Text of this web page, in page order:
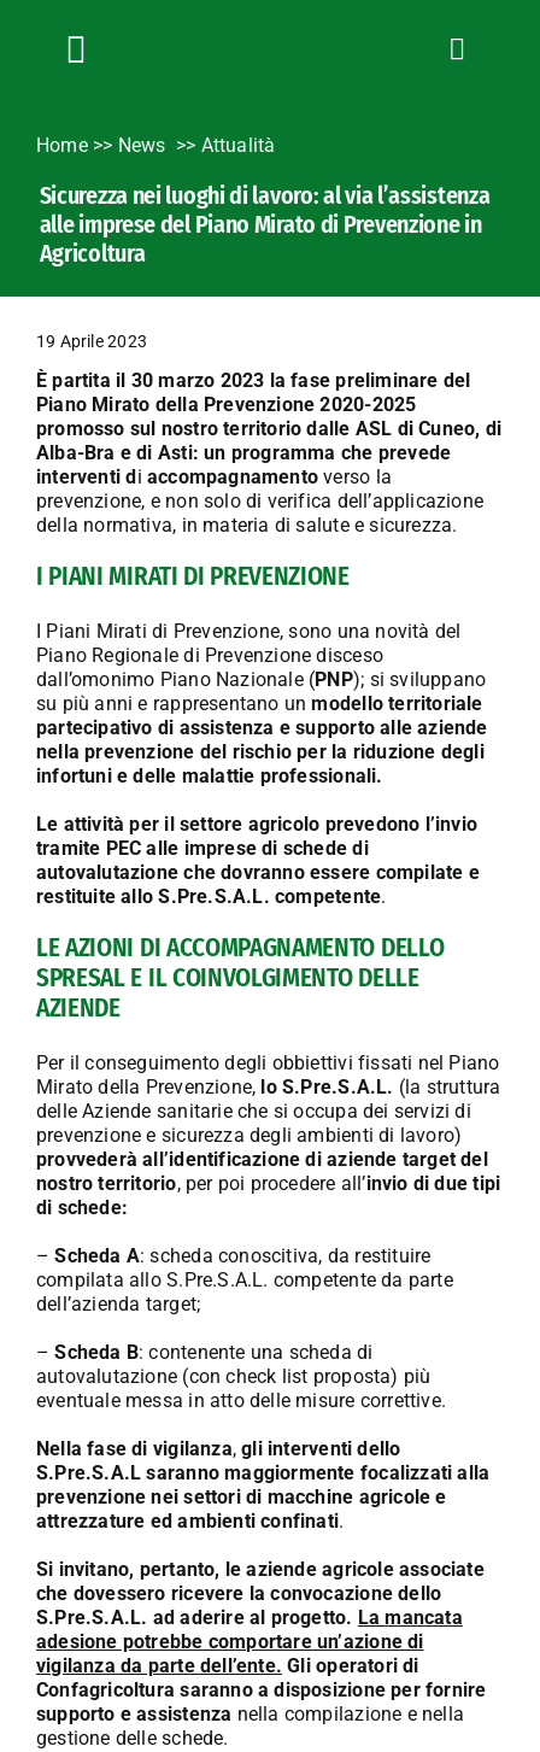
Toggle
News
Bandi
Convenzioni
L’Agricoltore cuneese
Fotogallery
Lavora con noi
Contatti
Home>> News Attualità
Sicurezza nei luoghi di lavoro: al via l’assistenza
alle imprese del Piano Mirato di Prevenzione in
Agricoltura
19 Aprile 2023
È partita il 30 marzo 2023 la fase preliminare del
Piano Mirato della Prevenzione 2020-2025
promosso sul nostro territorio dalle ASL di Cuneo, di
Alba-Bra e di Asti: un programma che prevede
interventi d i accompagnamento verso la
prevenzione, e non solo di verifica dell’applicazione
della normativa, in materia di salute e sicurezza.
I PIANI MIRATI DI PREVENZIONE
I Piani Mirati di Prevenzione, sono una novità del
Piano Regionale di Prevenzione disceso
dall’omonimo Piano Nazionale (PNP); si sviluppano
su più anni e rappresentano unmodello territoriale
partecipativo di assistenza e supporto alle aziende
nella prevenzione del rischio per la riduzione degli
infortuni e delle malattie professionali.
Le attività per il settore agricolo prevedono l’invio
tramite PEC alle imprese di schede di
autovalutazione che dovranno essere compilate e
restituite allo S.Pre.S.A.L. competente.
LE AZIONI DI ACCOMPAGNAMENTO DELLO
SPRESAL E IL COINVOLGIMENTO DELLE
AZIENDE
Per il conseguimento degli obbiettivi fissati nel Piano
Mirato della Prevenzione, lo S.Pre.S.A.L. (la struttura
delle Aziende sanitarie che si occupa dei servizi di
prevenzione e sicurezza degli ambienti di lavoro)
provvederà all’identificazione di aziende target del
nostro territorio, per poi procedere all’invio di due tipi
di schede:
–Scheda A: scheda conoscitiva, da restituire
compilata allo S.Pre.S.A.L. competente da parte
dell’azienda target;
–Scheda B: contenente una scheda di
autovalutazione (con check list proposta) più
eventuale messa in atto delle misure correttive.
Nella fase di vigilanza,gli interventi dello
S.Pre.S.A.L saranno maggiormente focalizzati alla
prevenzione nei settori di macchine agricole e
attrezzature ed ambienti confinati.
Si invitano, pertanto, le aziende agricole associate
che dovessero ricevere la convocazione dello
S.Pre.S.A.L. ad aderire al progetto. La mancata
adesione potrebbe comportare un’azione di
vigilanza da parte dell’ente. Gli operatori di
Confagricoltura saranno a disposizione per fornire
supporto e assistenza nella compilazione e nella
gestione delle schede.